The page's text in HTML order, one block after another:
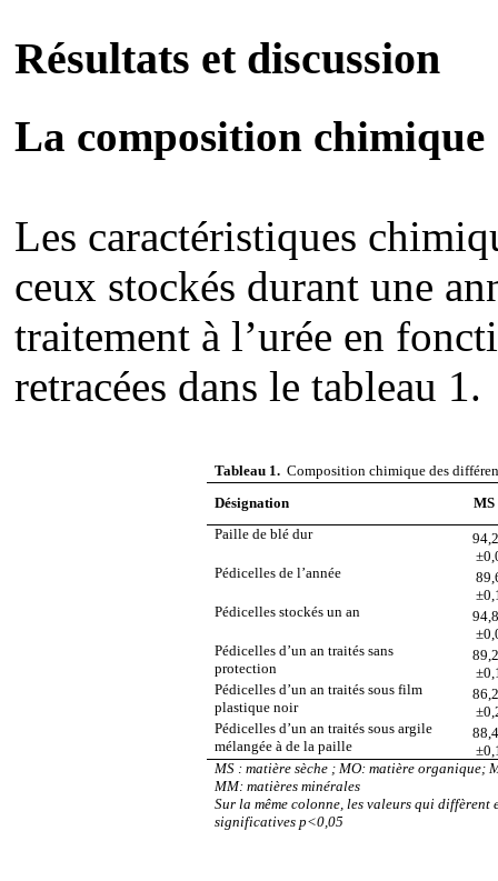
Résultats et discussion
La composition chimique
Les caractéristiques
ceux stockés durant une
traitement à l’urée en
retracées dans le tableau 1.
Tableau1. Composition chimique des
Désignation
MS
Paille de blé dur
Pédicelles de l’année
Pédicelles stockés un an
Pédicelles d’un an traités sans
protection
Pédicelles d’un an traités sous film
plastique noir
Pédicelles d’un an traités sous argile
mélangée à de la paille
MS : matière sèche ; MO: matière organique;
MM: matières minérales
Sur la même colonne, les valeurs qui
significatives p<0,05